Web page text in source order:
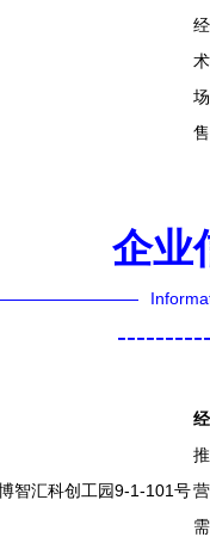
企业
智汇科创工园9-1-101号